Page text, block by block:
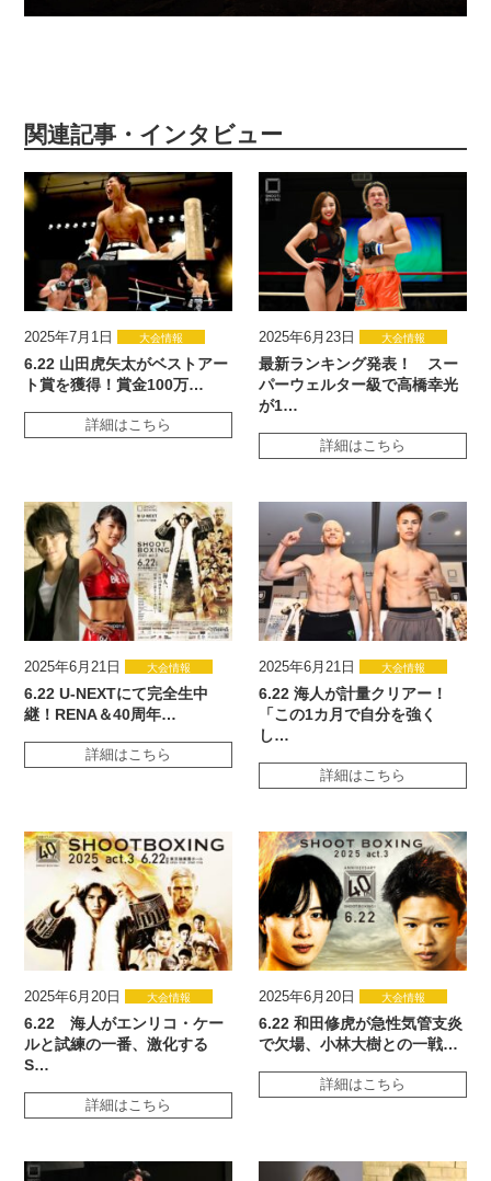
関連記事・インタビュー
2025年7月1日 大会情報
6.22 山田虎矢太がベストアー
ト賞を獲得！賞金100万…
詳細はこちら
2025年6月23日 大会情報
最新ランキング発表！ スー
パーウェルター級で高橋幸光
が1…
詳細はこちら
2025年6月21日 大会情報
6.22 U-NEXTにて完全生中
継！RENA＆40周年…
詳細はこちら
2025年6月21日 大会情報
6.22 海人が計量クリアー！
「この1カ月で自分を強く
し…
詳細はこちら
2025年6月20日 大会情報
6.22 海人がエンリコ・ケー
ルと試練の一番、激化する
S…
詳細はこちら
2025年6月20日 大会情報
6.22 和田修虎が急性気管支炎
で欠場、小林大樹との一戦…
詳細はこちら